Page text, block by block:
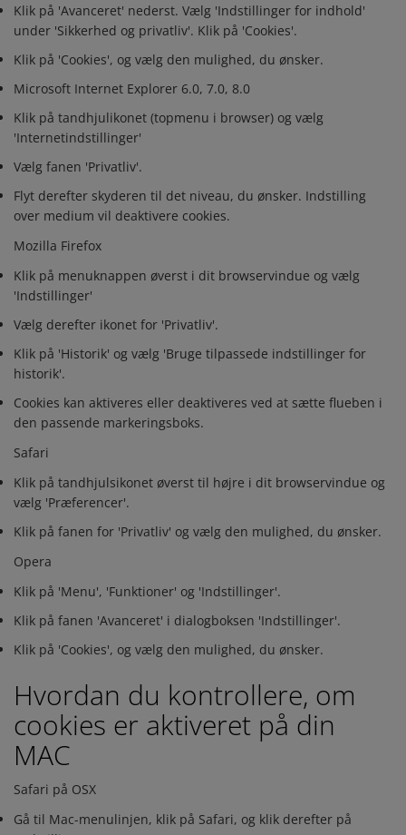
Klik på 'Avanceret' nederst. Vælg 'Indstillinger for indhold'
under 'Sikkerhed og privatliv'. Klik på 'Cookies'.
Klik på 'Cookies', og vælg den mulighed, du ønsker.
Microsoft Internet Explorer 6.0, 7.0, 8.0
Klik på tandhjulikonet (topmenu i browser) og vælg
'Internetindstillinger'
Vælg fanen 'Privatliv'.
Flyt derefter skyderen til det niveau, du ønsker. Indstilling
over medium vil deaktivere cookies.
Mozilla Firefox
Klik på menuknappen øverst i dit browservindue og vælg
'Indstillinger'
Vælg derefter ikonet for 'Privatliv'.
Klik på 'Historik' og vælg 'Bruge tilpassede indstillinger for
historik'.
Cookies kan aktiveres eller deaktiveres ved at sætte flueben i
den passende markeringsboks.
Safari
Klik på tandhjulsikonet øverst til højre i dit browservindue og
vælg 'Præferencer'.
Klik på fanen for 'Privatliv' og vælg den mulighed, du ønsker.
Opera
Klik på 'Menu', 'Funktioner' og 'Indstillinger'.
Klik på fanen 'Avanceret' i dialogboksen 'Indstillinger'.
Klik på 'Cookies', og vælg den mulighed, du ønsker.
Hvordan du kontrollere, om
cookies er aktiveret på din
MAC
Safari på OSX
Gå til Mac-menulinjen, klik på Safari, og klik derefter på